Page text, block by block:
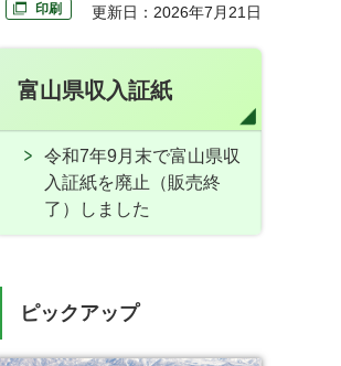
印刷 更新日：2026年7月21日
富山県収入証紙
令和7年9月末で富山県収
入証紙を廃止（販売終
了）しました
ピックアップ